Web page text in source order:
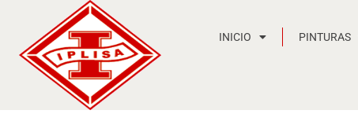
contenido
INICIO PINTURAS